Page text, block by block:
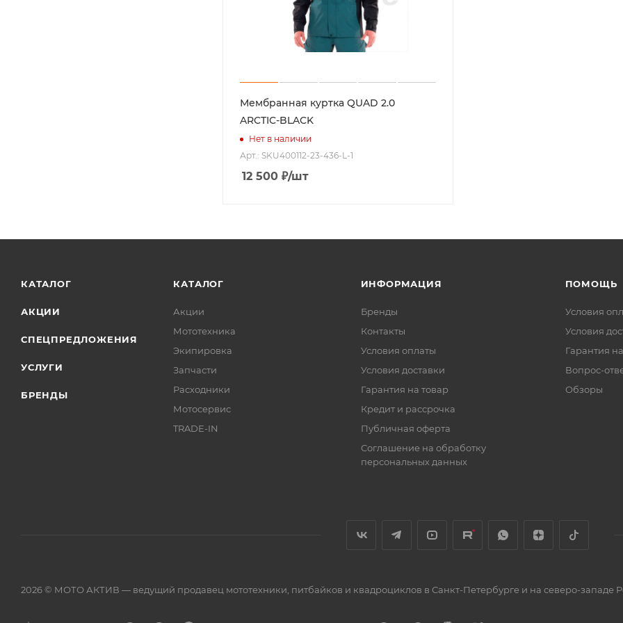
Мембранная куртка QUAD 2.0
ARCTIC-BLACK
Нет в наличии
Арт.: SKU400112-23-436-L-1
12 500 ₽/шт
КАТАЛОГ
АКЦИИ
СПЕЦПРЕДЛОЖЕНИЯ
УСЛУГИ
БРЕНДЫ
КАТАЛОГ
Акции
Мототехника
Экипировка
Запчасти
Расходники
Мотосервис
TRADE-IN
ИНФОРМАЦИЯ
Бренды
Контакты
Условия оплаты
Условия доставки
Гарантия на товар
Кредит и рассрочка
Публичная оферта
Соглашение на обработку
персональных данных
ПОМОЩЬ
Условия
Условия
Гарантия
Вопрос-
Обзоры
2026 © МОТО АКТИВ — ведущий продавец мототехники, питбайков и квадроциклов в Санкт-Петербурге и на северо-западе